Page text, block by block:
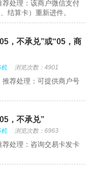
处理：该商户微信支付
结算卡）重新进件。
，不承兑”或“05，商
机 浏览次数：4901
荐处理：可提供商户号
，不承兑”
机 浏览次数：6963
处理：咨询交易卡发卡